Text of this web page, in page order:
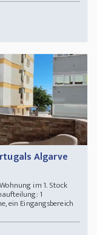
Algarve
im 1. Stock
1
ein Eingangsbereich